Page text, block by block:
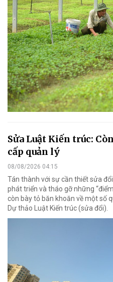
Sửa Luật Kiến trúc:
cấp quản lý
08/08/2026 04:15
Tán thành với sự cần thiết sửa
phát triển và tháo gỡ những
còn bày tỏ băn khoăn về một số
Dự thảo Luật Kiến trúc (sửa đổi).